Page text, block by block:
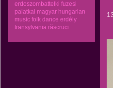
erdoszombattelki fuzesi
palatkai magyar hungarian
music folk dance erdély
transylvania răscruci